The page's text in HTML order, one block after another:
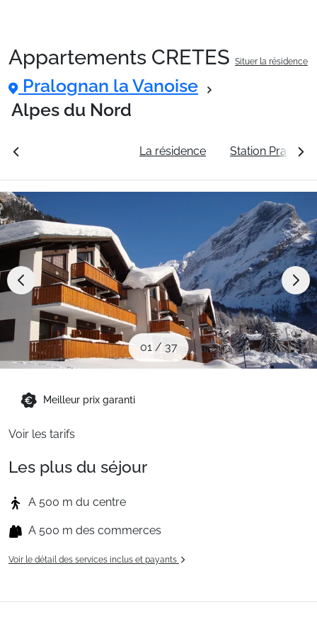
Packages
🚆Train de nuit
Hébergements
Bons plans
Sites CSE & Groupes
Français (FR)
Appartements CRETES Situer la résidence
Pralognan la Vanoise
Alpes du Nord
La résidence Station
01 / 37
Meilleur prix garanti
Voir les tarifs
Les plus du séjour
A 500 m du centre
A 500 m des commerces
Voir le détail des services inclus et payants